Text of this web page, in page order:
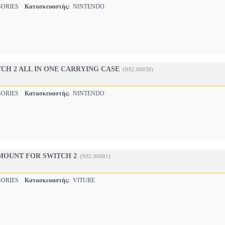
Κατασκευαστής: NINTENDO
2 ALL IN ONE CARRYING CASE (NS2.00030)
Κατασκευαστής: NINTENDO
FOR SWITCH 2 (NS2.00081)
Κατασκευαστής: VITURE